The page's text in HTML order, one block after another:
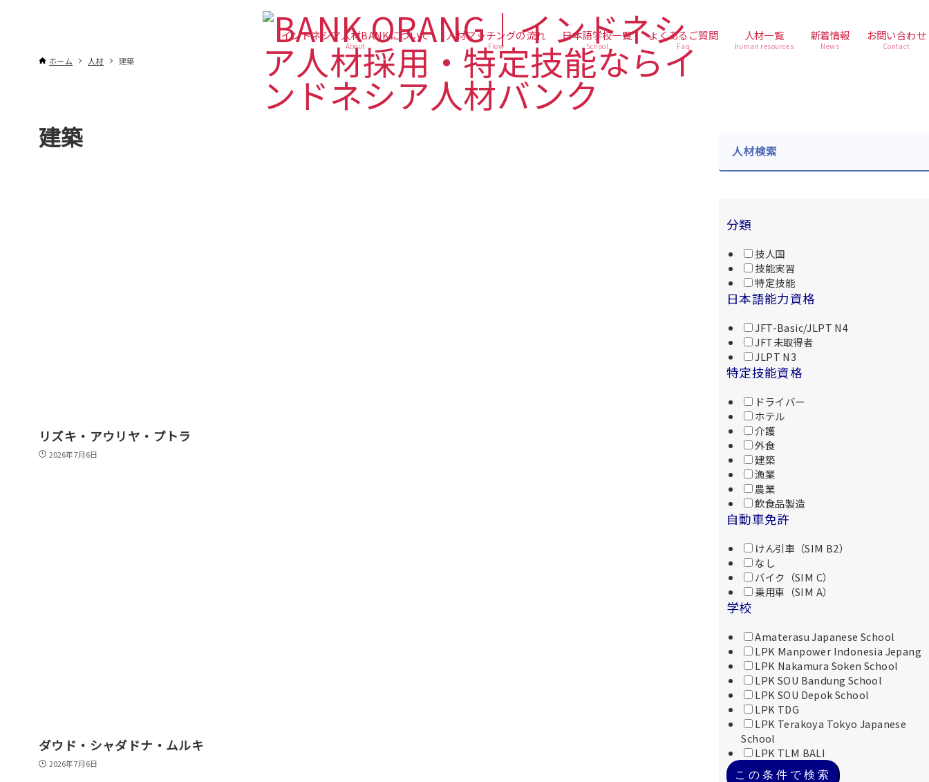
インドネシア人材BANKについて
About
人材マッチングの流れ
Flow
日本語学校一覧
School
よくあるご質問
Faq
人材一覧
human resources
新着情報
News
お問い合わせ
Contact
ホーム 人材 建築
建築
リズキ・アウリヤ・プトラ
2026年7月6日
ダウド・シャダドナ・ムルキ
2026年7月6日
人材検索
分類
技人国
技能実習
特定技能
日本語能力資格
JFT-Basic/JLPT N4
JFT未取得者
JLPT N3
特定技能資格
ドライバー
ホテル
介護
外食
建築
漁業
農業
飲食品製造
自動車免許
けん引車（SIM B2）
なし
バイク（SIM C）
乗用車（SIM A）
学校
Amaterasu Japanese School
LPK Manpower Indonesia Jepang
LPK Nakamura Soken School
LPK SOU Bandung School
LPK SOU Depok School
LPK TDG
LPK Terakoya Tokyo Japanese
School
LPK TLM BALI
この条件で検索